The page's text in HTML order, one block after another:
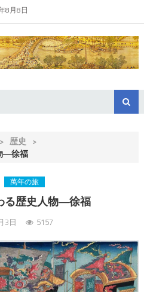
8月8日
> 歴史 >
―徐福
萬年の旅
る歴史人物―徐福
3日 5157